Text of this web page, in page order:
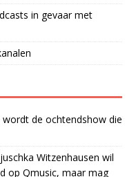
in gevaar met
wordt de ochtendshow die
Witzenhausen wil
op Qmusic, maar mag